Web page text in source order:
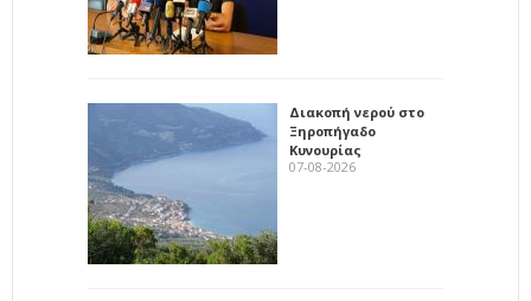
Διακοπή νερού στο
Ξηροπήγαδο
Κυνουρίας
07-08-2026